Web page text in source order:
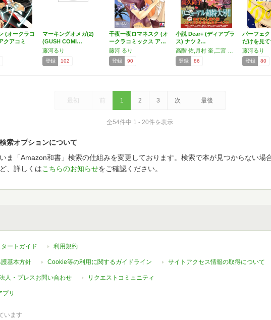
(オークラコ
クアコミ
マーキングオメガ(2)
(GUSH COMI…
藤河るり
登録 102
千夜一夜ロマネスク (オ
ークラコミックス ア…
藤河 るり
登録 90
小説 Dear+ (ディアプラ
ス) ナツ 2…
登録 86
パーフェ
だけを見
ミ…
藤河るり
登録 80
最初 前 1 2 3 次 最後
全54件中 1 - 20件を表示
索オプションについて
ま「Amazon和書」検索の仕組みを変更しております。検索で本が見つからない場
、詳しくはこちらのお知らせをご確認ください。
タートガイド 利用規約
基本方針 Cookie等の利用に関するガイドライン サイトアクセス情報の取得について
人・プレスお問い合わせ リクエストコミュニティ
プリ
います